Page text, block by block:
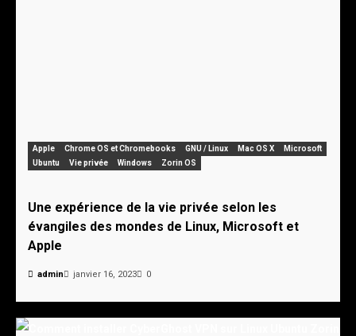
Apple Chrome OS et Chromebooks GNU / Linux Mac OS X
Microsoft
Ubuntu
Vie privée Windows Zorin OS
Une expérience de la vie privée selon les
évangiles des mondes de Linux, Microsoft et
Apple
admin janvier 16, 2023 0